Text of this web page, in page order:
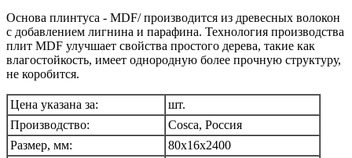
Основа плинтуса - MDF/ производится из древесных волокон
с добавлением лигнина и парафина. Технология производства
плит MDF улучшает свойства простого дерева, такие как
влагостойкость, имеет однородную более прочную структуру,
не коробится.
Цена указана за:
шт.
Производство:
Cosca, Россия
Размер, мм:
80x16х2400